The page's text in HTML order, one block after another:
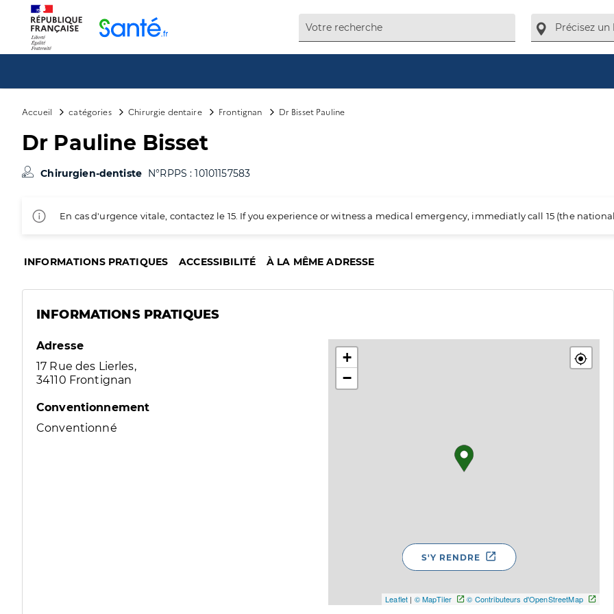
Accueil catégories Chirurgie dentaire Frontignan Dr Bisset Pauline
Dr Pauline Bisset
Chirurgien-dentiste N°RPPS : 10101157583
En cas d'urgence vitale, contactez le 15. If you experience or witness a medical emergency, immediatly call 15 (the
INFORMATIONS PRATIQUES ACCESSIBILITÉ À LA MÊME ADRESSE
INFORMATIONS PRATIQUES
Adresse
17 Rue des Lierles,
34110 Frontignan
Conventionnement
Conventionné
+
−
Leaflet | © MapTiler © Contributeurs d'OpenStreetMap
S'Y RENDRE
Panneau de gestion des cookies